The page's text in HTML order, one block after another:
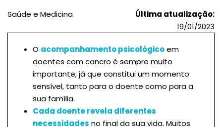
Saúde e Medicina
Última atualização:
19/01/2023
O acompanhamento psicológicoem
doentes com cancro é sempre muito
importante, já que constitui um momento
sensível, tanto para o doente como para a
sua família.
Cada doente revela diferentes
necessidades no final da sua vida. Muitos